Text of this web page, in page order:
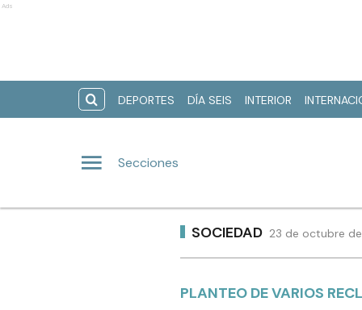
Ads
DEPORTES DÍA SEIS INTERIOR
Secciones
SOCIEDAD 23 de octubre
PLANTEO DE VARIOS